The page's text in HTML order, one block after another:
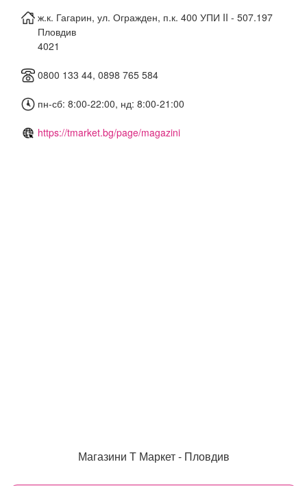
ж.к. Гагарин, ул. Огражден, п.к. 400 УПИ II - 507.197
Пловдив
4021
0800 133 44, 0898 765 584
пн-сб: 8:00-22:00, нд: 8:00-21:00
https://tmarket.bg/page/magazini
Магазини Т Маркет - Пловдив